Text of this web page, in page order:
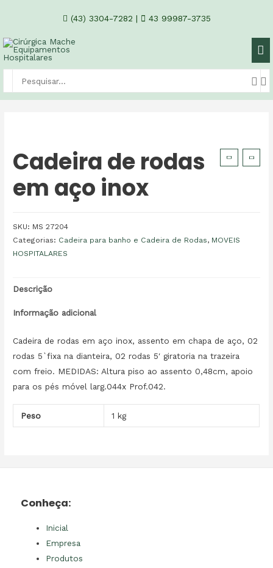
(43) 3304-7282 | 43 99987-3735
Cadeira de rodas
em aço inox
SKU: MS 27204
Categorias: Cadeira para banho e Cadeira de Rodas, MOVEIS
HOSPITALARES
Descrição
Informação adicional
Cadeira de rodas em aço inox, assento em chapa de aço, 02
rodas 5`fixa na dianteira, 02 rodas 5′ giratoria na trazeira
com freio. MEDIDAS: Altura piso ao assento 0,48cm, apoio
para os pés móvel larg.044x Prof.042.
Peso 1 kg
Conheça:
Inicial
Empresa
Produtos